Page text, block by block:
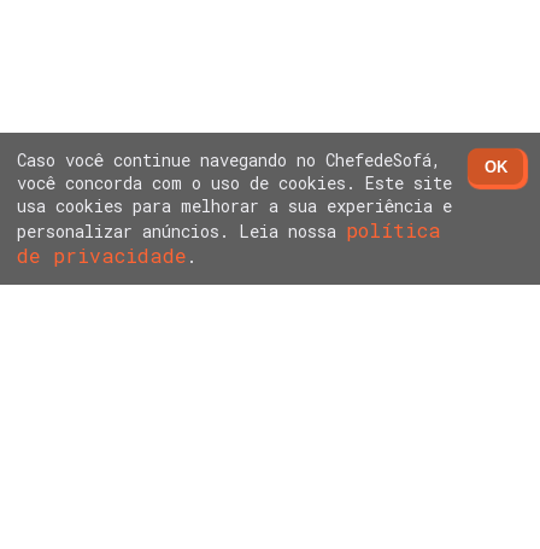
Caso você continue navegando no ChefedeSofá,
você concorda com o uso de cookies. Este site
usa cookies para melhorar a sua experiência e
personalizar anúncios. Leia nossa política
de privacidade .
OK